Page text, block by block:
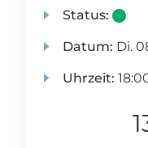
Status:
Datum: Di.
Uhrzeit: